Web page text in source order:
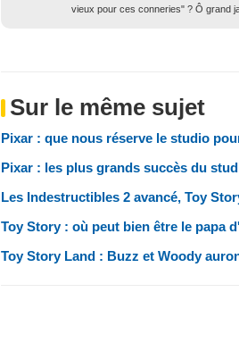
vieux pour ces conneries" ? Ô grand
Sur le même sujet
Pixar : que nous réserve le studio
Pixar : les plus grands succès du
Les Indestructibles 2 avancé, Toy
Toy Story : où peut bien être le papa
Toy Story Land : Buzz et Woody